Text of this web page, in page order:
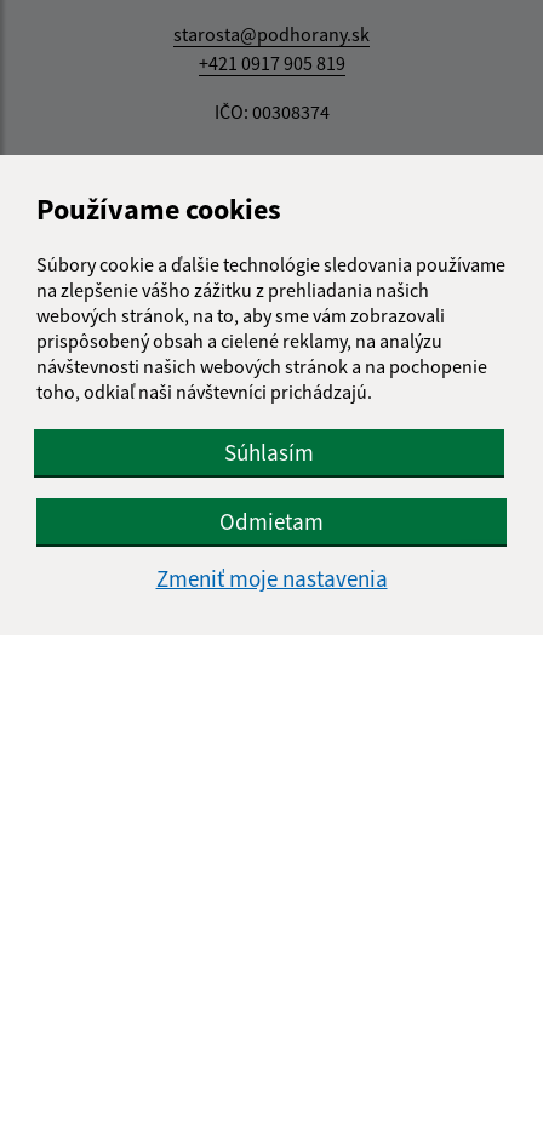
Používame cookies
Súbory cookie a ďalšie technológie sledovania používame
na zlepšenie vášho zážitku z prehliadania našich
webových stránok, na to, aby sme vám zobrazovali
prispôsobený obsah a cielené reklamy, na analýzu
návštevnosti našich webových stránok a na pochopenie
toho, odkiaľ naši návštevníci prichádzajú.
Súhlasím
Odmietam
Zmeniť moje nastavenia
starosta@podhorany.sk
+421 0917 905 819
IČO: 00308374
Informácie o stránke: